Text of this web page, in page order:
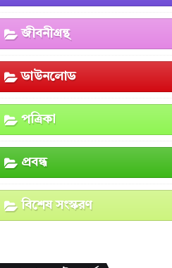
জীবনীগ্রন্থ
ডাউনলোড
পত্রিকা
প্রবন্ধ
বিশেষ সংস্করণ